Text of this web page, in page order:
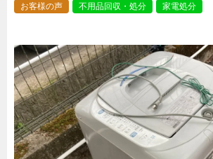
お客様の声
不用品回収・処分 家電処分